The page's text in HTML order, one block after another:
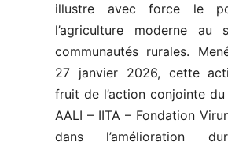
illustre avec force le
l’agriculture moderne au
communautés rurales.
27 janvier 2026, cette
fruit de l’action conjointe
AALI – IITA – Fondation
dans l’amélioration